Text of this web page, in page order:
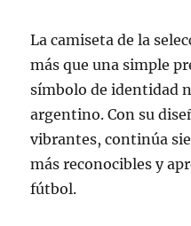
La camiseta de la
más que una simple
símbolo de identidad
argentino. Con su
vibrantes, continúa
más reconocibles y
fútbol.